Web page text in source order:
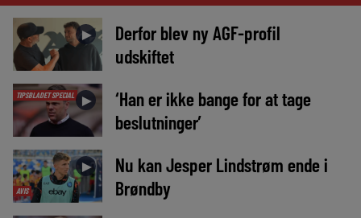
►
Derfor blev ny AGF-profil
udskiftet
TIPSBLADET SPECIAL ►
‘Han er ikke bange for at tage
beslutninger’
AVIS
►
Nu kan Jesper Lindstrøm ende i
Brøndby